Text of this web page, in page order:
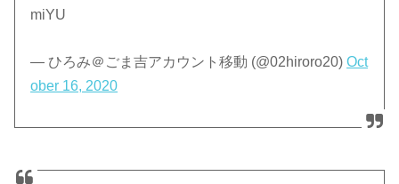
miYU
— ひろみ＠ごま吉アカウント移動 (@02hiroro20)Oct
ober 16, 2020